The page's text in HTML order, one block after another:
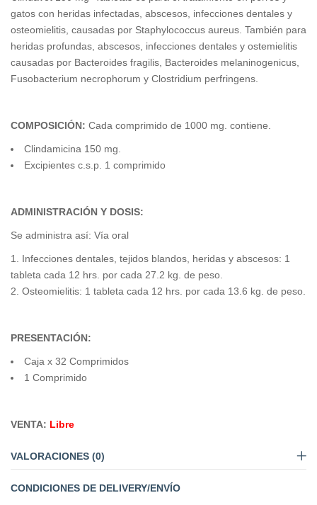
gatos con heridas infectadas, abscesos, infecciones dentales y
osteomielitis, causadas por Staphylococcus aureus. También para
heridas profundas, abscesos, infecciones dentales y ostemielitis
causadas por Bacteroides fragilis, Bacteroides melaninogenicus,
Fusobacterium necrophorum y Clostridium perfringens.
COMPOSICIÓN: Cada comprimido de 1000 mg. contiene.
Clindamicina 150 mg.
Excipientes c.s.p. 1 comprimido
ADMINISTRACIÓN Y DOSIS:
Se administra así: Vía oral
Infecciones dentales, tejidos blandos, heridas y abscesos: 1
tableta cada 12 hrs. por cada 27.2 kg. de peso.
Osteomielitis: 1 tableta cada 12 hrs. por cada 13.6 kg. de peso.
PRESENTACIÓN:
Caja x 32 Comprimidos
1 Comprimido
VENTA: Libre
VALORACIONES (0)
CONDICIONES DE DELIVERY/ENVÍO